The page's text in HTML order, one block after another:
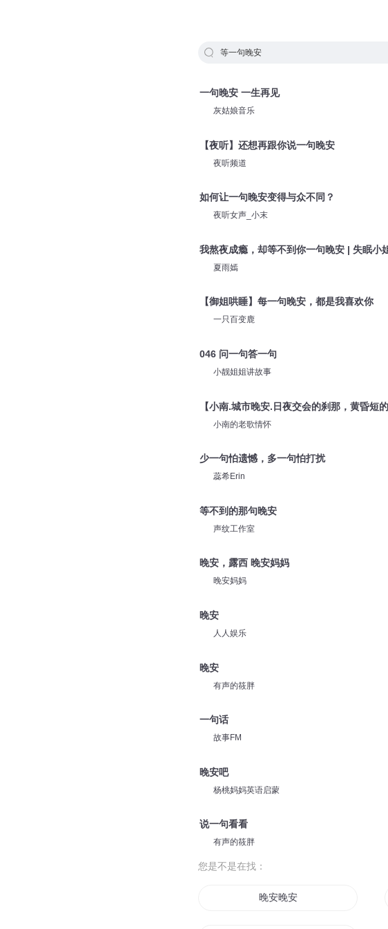
等一句晚安
一句晚安 一生再见
灰姑娘音乐
【夜听】还想再跟你说一句晚安
夜听频道
如何让一句晚安变得与众不同？
夜听女声_小末
我熬夜成瘾，却等不到你一句晚安 | 失眠小
夏雨嫣
【御姐哄睡】每一句晚安，都是我喜欢你
一只百变鹿
046 问一句答一句
小靓姐姐讲故事
【小南.城市晚安.日夜交会的刹那，黄昏短
小南的老歌情怀
少一句怕遗憾，多一句怕打扰
蕊希Erin
等不到的那句晚安
声纹工作室
晚安，露西 晚安妈妈
晚安妈妈
晚安
人人娱乐
晚安
有声的筱胖
一句话
故事FM
晚安吧
杨桃妈妈英语启蒙
说一句看看
有声的筱胖
您是不是在找：
晚安晚安